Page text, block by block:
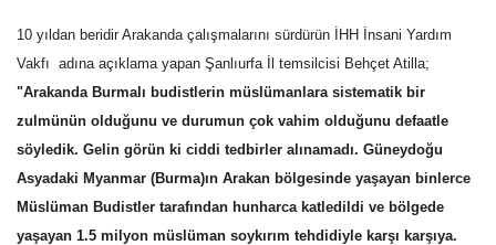
İletişim
Kültür Sanat
10 yıldan beridir Arakanda çalışmalarını sürdürün İHH İnsani Yardım
Vakfı adına açıklama yapan Şanlıurfa İl temsilcisi Behçet Atilla;
"Arakanda Burmalı budistlerin müslümanlara sistematik bir
zulmünün olduğunu ve durumun çok vahim olduğunu defaatle
söyledik. Gelin görün ki ciddi tedbirler alınamadı. Güneydoğu
Asyadaki Myanmar (Burma)ın Arakan bölgesinde yaşayan binlerce
Müslüman Budistler tarafından hunharca katledildi ve bölgede
yaşayan 1.5 milyon müslüman soykırım tehdidiyle karşı karşıya.